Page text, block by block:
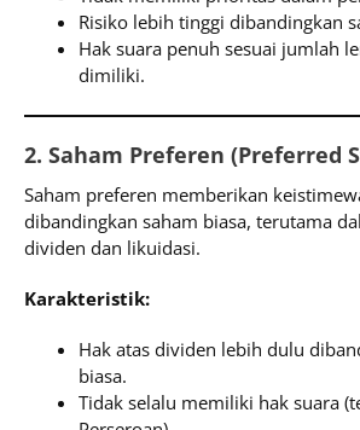
Risiko lebih tinggi dibandingkan
Hak suara penuh sesuai jumlah
dimiliki.
2. Saham Preferen (Preferred
Saham preferen memberikan
dibandingkan saham biasa, terutama
dividen dan likuidasi.
Karakteristik:
Hak atas dividen lebih dulu
biasa.
Tidak selalu memiliki hak suara